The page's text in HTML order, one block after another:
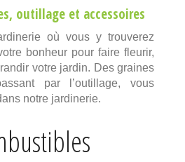
, outillageet accessoires
où vous y trouverez
bonheur pour faire fleurir,
votre jardin. Des graines
par l’outillage, vous
notre jardinerie.